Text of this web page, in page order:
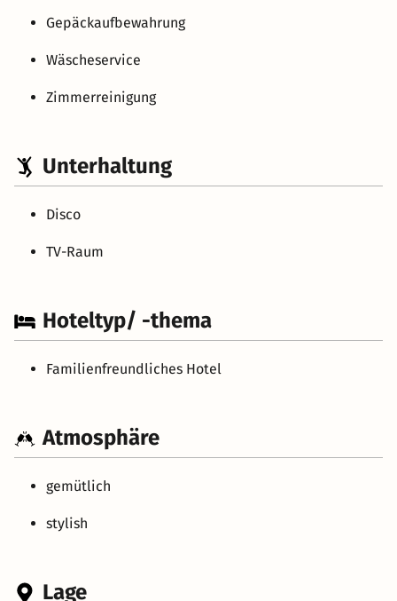
Gepäckaufbewahrung
Wäscheservice
Zimmerreinigung
Unterhaltung
Disco
TV-Raum
Hoteltyp/ -thema
Familienfreundliches Hotel
Atmosphäre
gemütlich
stylish
Lage